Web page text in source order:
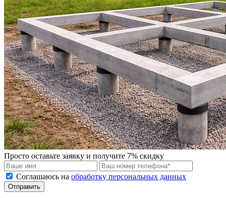
Просто оставьте заявку и получите 7% скидку
Соглашаюсь на обработку персональных данных
Отправить